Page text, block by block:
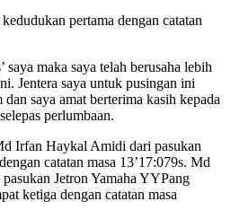
pertama dengan catatan
saya maka saya telah berusaha lebih
Jentera saya untuk pusingan ini
saya amat berterima kasih kepada
perlumbaan.
Irfan Haykal Amidi dari pasukan
catatan masa 13’17:079s. Md
Jetron Yamaha YYPang
ketiga dengan catatan masa